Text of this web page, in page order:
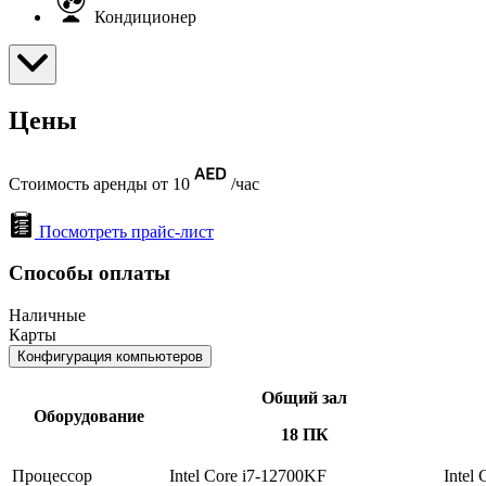
Кондиционер
Цены
Стоимость аренды от 10 /час
Посмотреть прайс-лист
Способы оплаты
Наличные
Карты
Конфигурация компьютеров
Оборудование
Общий зал
18 ПК
Процессор Intel Core i7-12700KF Intel